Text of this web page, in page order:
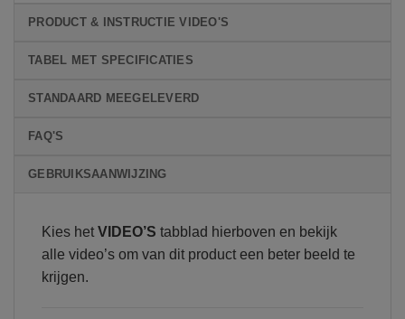
PRODUCT & INSTRUCTIE VIDEO'S
TABEL MET SPECIFICATIES
STANDAARD MEEGELEVERD
FAQ'S
GEBRUIKSAANWIJZING
Kies het VIDEO’S tabblad hierboven en bekijk
alle video’s om van dit product een beter beeld te
krijgen.